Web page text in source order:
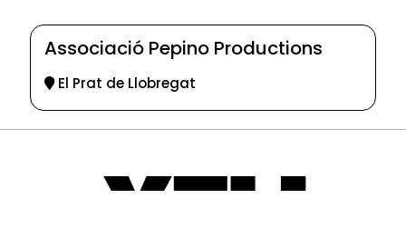
Associació Pepino Productions
El Prat de Llobregat